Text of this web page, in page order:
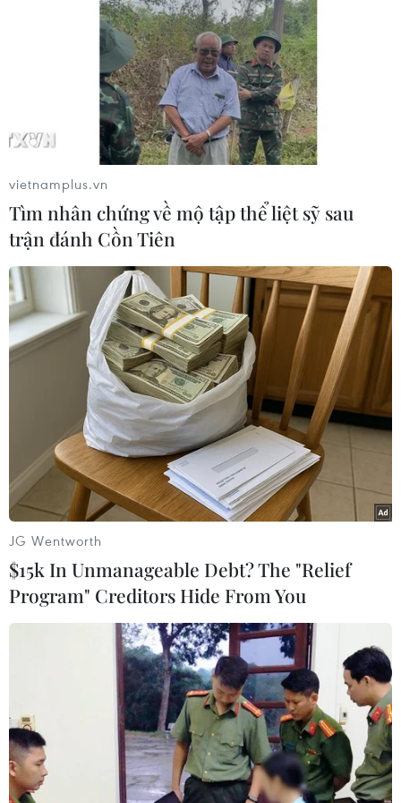
#Fed tăng lãi suất #khủng hoảng ngân hàng
#SVB
#giám sát ngân hàng
#Silicon Valley Bank
#Signature
#Credit Suisse
Mỹ
Theo dõi VietnamPlus
TIN LIÊN QUAN
vietnamplus.vn
Tìm nhân chứng về mộ tập thể liệt sỹ sau
trận đánh Cồn Tiên
JG Wentworth
$15k In Unmanageable Debt? The "Relief
Program" Creditors Hide From You